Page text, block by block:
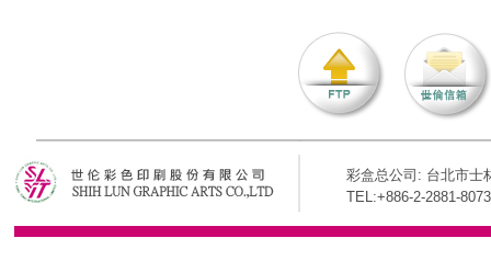
彩盒总公司: 台北市士
TEL:+886-2-2881-